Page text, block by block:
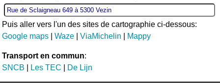
Puis aller vers l'un des sites de cartographie ci-dessous:
Google maps |Waze |ViaMichelin Mappy
Transport en commun:
SNCB
Les TEC De Lijn